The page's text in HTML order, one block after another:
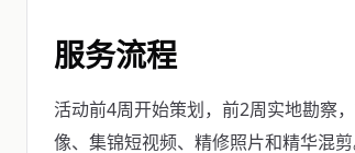
服务流程
活动前4周开始策划，前2周实地勘察
像、集锦短视频、精修照片和精华混